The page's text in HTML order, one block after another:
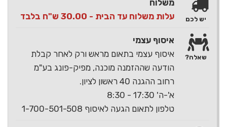
משלוח
עלות משלוח עד הבית - 30.00 ש"ח בלבד
איסוף עצמי
איסוף עצמי בתאום מראש ורק לאחר קבלת
הודעה שההזמנה מוכנה, מפיק-פונג בע"מ
רחוב ההגנה 40 ראשון לציון.
א'-ה' 17:30 - 8:30
טלפון לתאום הגעה לאיסוף 1-700-501-508
יש לכם
שאלה?